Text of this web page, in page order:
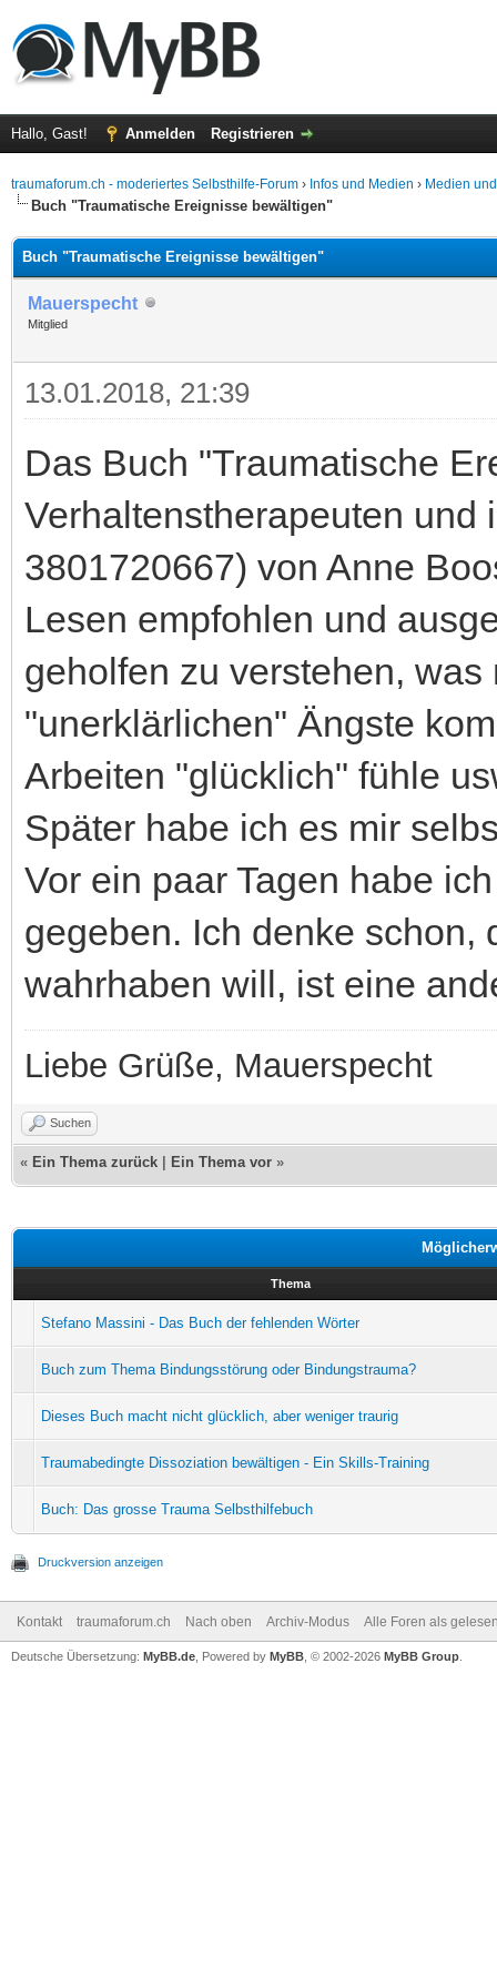
Hallo, Gast! Anmelden Registrieren
traumaforum.ch - moderiertes Selbsthilfe-Forum › Infos und Medien › Medien
Buch "Traumatische Ereignisse bewältigen"
Buch "Traumatische Ereignisse bewältigen"
Mauerspecht
Mitglied
13.01.2018, 21:39
Das Buch "Traumatische
Verhaltenstherapeuten und
3801720667) von Anne
Lesen empfohlen und
geholfen zu verstehen,
"unerklärlichen" Ängste
Arbeiten "glücklich" fühle
Später habe ich es mir
Vor ein paar Tagen habe
gegeben. Ich denke schon,
wahrhaben will, ist eine
Liebe Grüße, Mauerspecht
Suchen
« Ein Thema zurück Ein Thema vor »
Thema
Stefano Massini - Das Buch der fehlenden Wörter
Buch zum Thema Bindungsstörung oder Bindungstrauma?
Dieses Buch macht nicht glücklich, aber weniger traurig
Traumabedingte Dissoziation bewältigen - Ein Skills-Training
Buch: Das grosse Trauma Selbsthilfebuch
Druckversion anzeigen
Kontakt traumaforum.ch Nach oben Archiv-Modus Alle Foren als
Deutsche Übersetzung: MyBB.de , Powered by MyBB , © 2002-2026 MyBB Group